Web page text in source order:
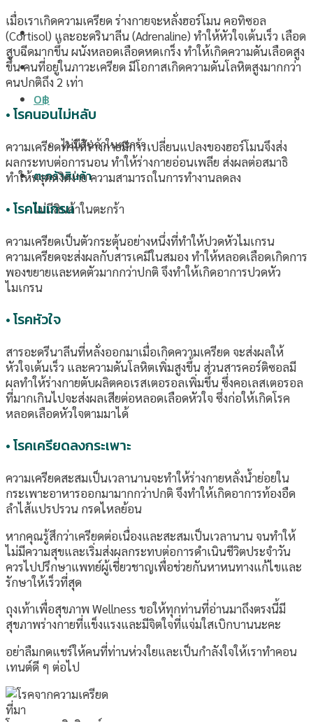
0฿
ไม่มีสินค้าในตะกร้า
ตะกร้าสินค้า
ไม่มีสินค้าในตะกร้า
เมื่อเราเกิดความเครียด ร่างกายจะหลั่งฮอร์โมน คอทิซอล
(Cortisol) และอะดรินาลีน (Adrenaline) ทำให้หัวใจเต้นเร็ว เลือด
สูบฉีดมากขึ้น ผนังหลอดเลือดหดเกร็ง ทำให้เกิดความดันเลือดสูง
ขึ้น คนที่อยู่ในภาวะเครียด มีโอกาสเกิดความดันโลหิตสูงมากกว่า
คนปกติถึง 2 เท่า
• โรคนอนไม่หลับ
ความเครียดทำให้ร่างกายมีการเปลี่ยนแปลงของฮอร์โมนจึงส่ง
ผลกระทบต่อการนอน ทำให้ร่างกายอ่อนเพลีย ส่งผลต่อสมาธิ
ทำให้หงุดหงิดง่าย ความสามารถในการทำงานลดลง
• โรคไมเกรน
ความเครียดเป็นตัวกระตุ้นอย่างหนึ่งที่ทำให้ปวดหัวไมเกรน
ความเครียดจะส่งผลกับสารเคมีในสมอง ทำให้หลอดเลือดเกิดการ
พองขยายและหดตัวมากกว่าปกติ จึงทำให้เกิดอาการปวดหัว
ไมเกรน
• โรคหัวใจ
สารอะดรีนาลีนที่หลั่งออกมาเมื่อเกิดความเครียด จะส่งผลให้
หัวใจเต้นเร็ว และความดันโลหิตเพิ่มสูงขึ้น ส่วนสารคอร์ติซอลมี
ผลทำให้ร่างกายตับผลิตคอเรสเตอรอลเพิ่มขึ้น ซึ่งคอเลสเตอรอล
ที่มากเกินไปจะส่งผลเสียต่อหลอดเลือดหัวใจ ซึ่งก่อให้เกิดโรค
หลอดเลือดหัวใจตามมาได้
• โรคเครียดลงกระเพาะ
ความเครียดสะสมเป็นเวลานานจะทำให้ร่างกายหลั่งน้ำย่อยใน
กระเพาะอาหารออกมามากกว่าปกติ จึงทำให้เกิดอาการท้องอืด
ลำไส้แปรปรวน กรดไหลย้อน
หากคุณรู้สึกว่าเครียดต่อเนื่องและสะสมเป็นเวลานาน จนทำให้
ไม่มีความสุขและเริ่มส่งผลกระทบต่อการดำเนินชีวิตประจำวัน
ควรไปปรึกษาแพทย์ผู้เชี่ยวชาญเพื่อช่วยกันหาหนทางแก้ไขและ
รักษาให้เร็วที่สุด
ถุงเท้าเพื่อสุขภาพ Wellness ขอให้ทุกท่านที่อ่านมาถึงตรงนี้มี
สุขภาพร่างกายที่แข็งแรงและมีจิตใจที่แจ่มใสเบิกบานนะคะ
อย่าลืมกดแชร์ให้คนที่ท่านห่วงใยและเป็นกำลังใจให้เราทำคอน
เทนต์ดี ๆ ต่อไป
ที่มา